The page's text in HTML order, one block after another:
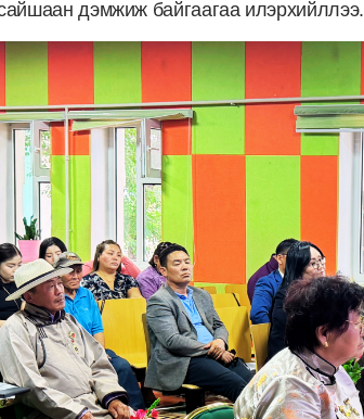
дэмжиж байгаагаа илэрхийллээ.